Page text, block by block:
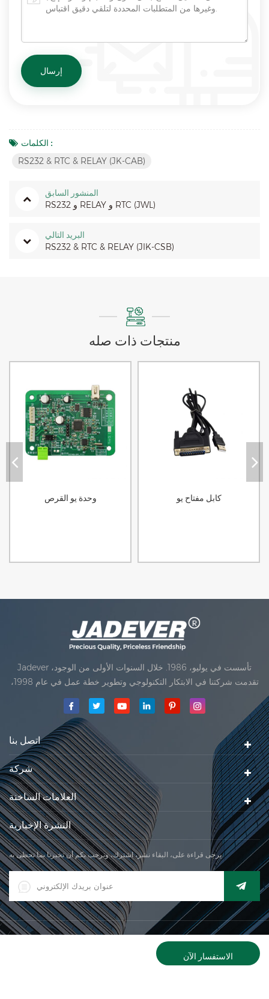
الاستفسار الآن
الكلمات :
RS232 & RTC & RELAY (JK-CAB)
المنشور السابق
RS232 و RELAY و RTC (JWL)
البريد التالي
RS232 & RTC & RELAY (JIK-CSB)
منتجات ذات صله
وحدة يو القرص كابل مفتاح يو
Jadever تأسست في يوليو، 1986. خلال السنوات الأولى من الوجود،
تقدمت شركتنا في الابتكار التكنولوجي وتطوير خطة عمل في عام 1998،
حققت شركتنا هدف الجودة الرئيسية، متى تلقت أول منتجاتنا موافقة من
مقياس المحدودةكان تأسيس تقع من
اتصل بنا
شركة
العلامات الساخنة
النشرة الإخبارية
يرجى قراءة على، البقاء نشر، اشترك، ونرحب بكم أن تخبرنا بما تحظى به.
© 2026 Xiamen Jadever Scale Co., Ltd. كل الحقوق محفوظة. | XML
دعم شبكة IPv6
اتصل